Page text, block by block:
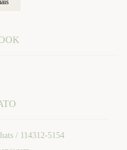
/ 114312-5154